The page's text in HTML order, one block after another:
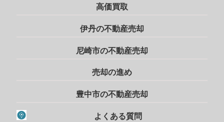
高価買取
伊丹の不動産売却
尼崎市の不動産売却
売却の進め
豊中市の不動産売却
よくある質問